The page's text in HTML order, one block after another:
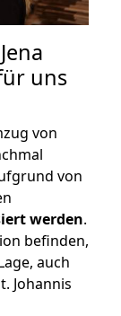
uns
von
von
werden.
befinden,
auch
Johannis